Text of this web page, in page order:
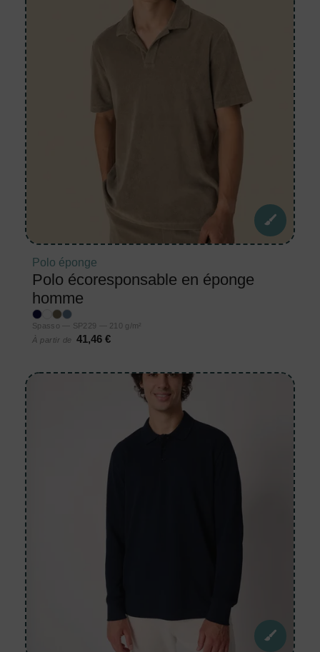
Polo éponge
Polo écoresponsable en éponge
homme
Spasso — SP229 — 210 g/m²
À partir de
41,46 €